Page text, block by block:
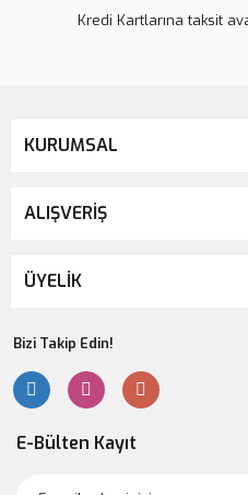
Kredi Kartlarına taksit
KURUMSAL
ALIŞVERİŞ
ÜYELİK
Bizi Takip Edin!
E-Bülten Kayıt